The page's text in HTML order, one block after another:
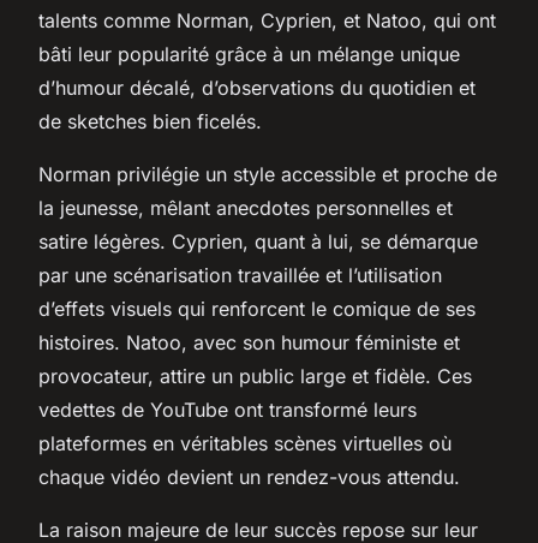
talents comme Norman, Cyprien, et Natoo, qui ont
bâti leur popularité grâce à un mélange unique
d’humour décalé, d’observations du quotidien et
de sketches bien ficelés.
Norman privilégie un style accessible et proche de
la jeunesse, mêlant anecdotes personnelles et
satire légères. Cyprien, quant à lui, se démarque
par une scénarisation travaillée et l’utilisation
d’effets visuels qui renforcent le comique de ses
histoires. Natoo, avec son humour féministe et
provocateur, attire un public large et fidèle. Ces
vedettes de YouTube ont transformé leurs
plateformes en véritables scènes virtuelles où
chaque vidéo devient un rendez-vous attendu.
La raison majeure de leur succès repose sur leur